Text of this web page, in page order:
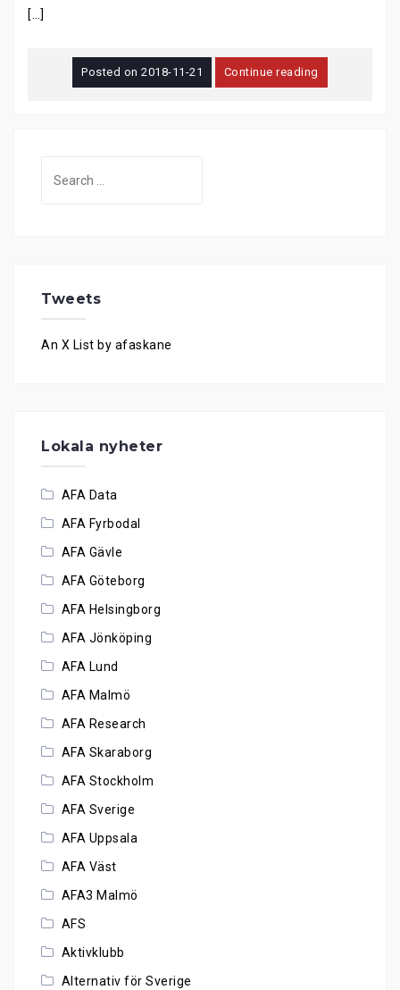
[…]
Posted on2018-11-21 Continue reading
Tweets
An X List by afaskane
Lokala nyheter
AFA Data
AFA Fyrbodal
AFA Gävle
AFA Göteborg
AFA Helsingborg
AFA Jönköping
AFA Lund
AFA Malmö
AFA Research
AFA Skaraborg
AFA Stockholm
AFA Sverige
AFA Uppsala
AFA Väst
AFA3 Malmö
AFS
Aktivklubb
Alternativ för Sverige